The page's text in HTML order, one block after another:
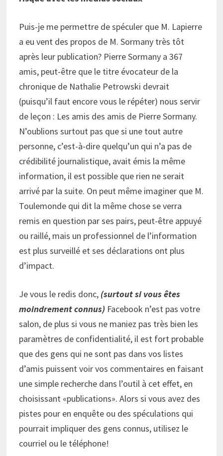
Puis-je me permettre de spéculer que M. Lapierre
a eu vent des propos de M. Sormany très tôt
après leur publication? Pierre Sormany a 367
amis, peut-être que le titre évocateur de la
chronique de Nathalie Petrowski devrait
(puisqu’il faut encore vous le répéter) nous servir
de leçon : Les amis des amis de Pierre Sormany.
N’oublions surtout pas que si une tout autre
personne, c’est-à-dire quelqu’un qui n’a pas de
crédibilité journalistique, avait émis la même
information, il est possible que rien ne serait
arrivé par la suite. On peut même imaginer que M.
Toulemonde qui dit la même chose se verra
remis en question par ses pairs, peut-être appuyé
ou raillé, mais un professionnel de l’information
est plus surveillé et ses déclarations ont plus
d’impact.
Je vous le redis donc, (surtout si vous êtes
moindrement connus) Facebook n’est pas votre
salon, de plus si vous ne maniez pas très bien les
paramètres de confidentialité, il est fort probable
que des gens qui ne sont pas dans vos listes
d’amis puissent voir vos commentaires en faisant
une simple recherche dans l’outil à cet effet, en
choisissant «publications». Alors si vous avez des
pistes pour en enquête ou des spéculations qui
pourrait impliquer des gens connus, utilisez le
courriel ou le téléphone!